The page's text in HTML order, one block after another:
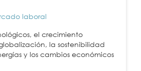
laboral
el crecimiento
la sostenibilidad
y los cambios económicos